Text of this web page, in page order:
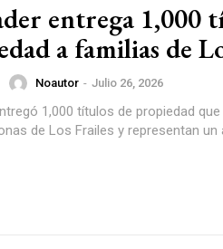
entrega 1,000
a familias de
Noautor - Julio 26, 2026
1,000 títulos de propiedad
de Los Frailes y representan un